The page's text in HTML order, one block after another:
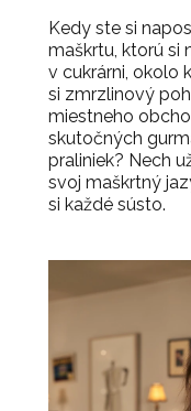
Kedy ste si
maškrtu, ktorú si
v cukrárni, okolo
si zmrzlinový
miestneho
skutočných
praliniek? Nech
svoj maškrtný
si každé sústo.